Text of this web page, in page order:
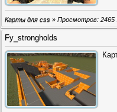
Карты для css » Просмотров: 2465
Fy_strongholds